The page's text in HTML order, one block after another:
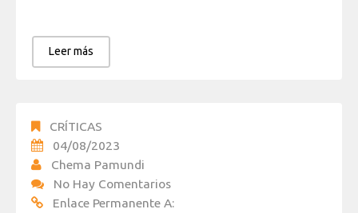
Leer más
CRÍTICAS
04/08/2023
Chema Pamundi
No Hay Comentarios
Enlace Permanente A: